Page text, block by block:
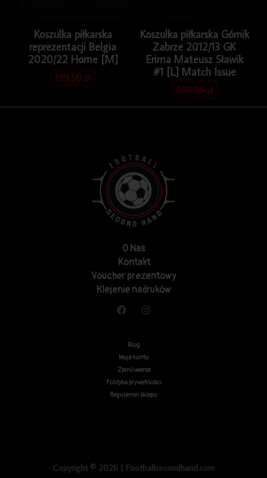
Koszulka piłkarska
reprezentacji Belgia
2020/22 Home [M]
199.99zł
Koszulka piłkarska Górnik
Zabrze 2012/13 GK
Erima Mateusz Sławik
#1 [L] Match Issue
369.99zł
O Nas
Kontakt
Voucher prezentowy
Klejenie nadruków
Blog
Moje konto
Zamówienia
Polityka prywatności
Regulamin sklepu
Copyright © 2026 | Footballsecondhand.com